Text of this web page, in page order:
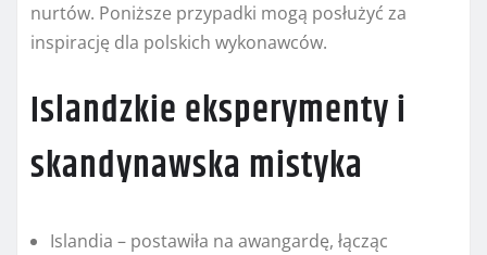
nurtów. Poniższe przypadki mogą posłużyć za
inspirację dla polskich wykonawców.
Islandzkie eksperymenty i
skandynawska mistyka
Islandia – postawiła na awangardę, łącząc